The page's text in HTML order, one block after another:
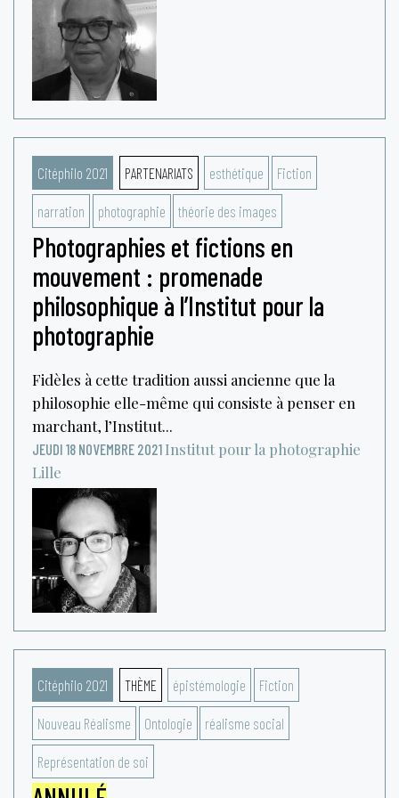
Citéphilo 2021 PARTENARIATS esthétique Fiction
narration photographie théorie des images
Photographies et fictions en
mouvement : promenade
philosophique à l’Institut pour la
photographie
Fidèles à cette tradition aussi ancienne que la
philosophie elle-même qui consiste à penser en
marchant, l’Institut...
JEUDI 18 NOVEMBRE 2021 Institut pour la photographie
Lille
Citéphilo 2021 THÈME épistémologie Fiction
Nouveau Réalisme Ontologie réalisme social
Représentation de soi